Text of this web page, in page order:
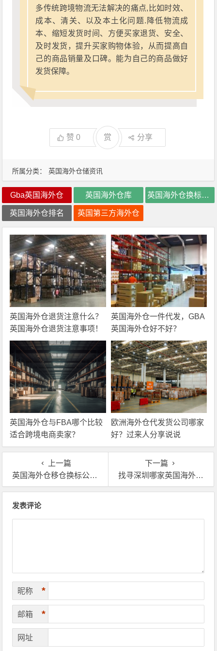
所属分类： 英国海外仓储资讯
多传统跨境物流无法解决的痛点,比如时效、
成本、清关、以及本土化问题.降低物流成
本、缩短发货时间、方便买家退货、安全、
及时发货，提升买家购物体验，从而提高自
己的商品销量及口碑。能为自己的商品做好
发货保障。
赞0 赏 分享
Gba英国海外仓 英国海外仓库 英国海外仓换标价格
英国海外仓排名 英国第三方海外仓
英国海外仓退货注意什么？
英国海外仓退货注意事项！
英国海外仓一件代发，GBA
英国海外仓好不好？
英国海外仓与FBA哪个比较
适合跨境电商卖家？
欧洲海外仓代发货公司哪家
好？过来人分享说说
上一篇
英国海外仓移仓换标公司有哪些？英国海外仓公司一览表
下一篇
找寻深圳哪家英国海外仓好？遵循4点原则，选择最佳海外仓公司！
发表评论
昵称 *
邮箱 *
网址